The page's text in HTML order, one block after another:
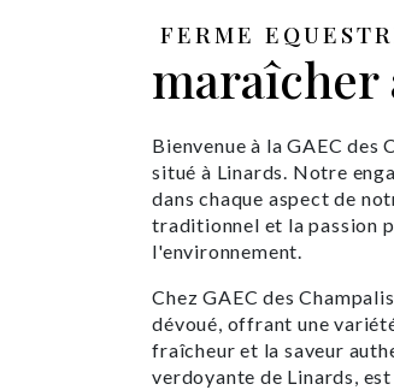
FERME
maraîcher
Bienvenue à la GAEC
situé à Linards. Notre
dans chaque aspect de
traditionnel et la passion
l'environnement.
Chez GAEC des
dévoué, offrant une
fraîcheur et la saveur
verdoyante de Linards,